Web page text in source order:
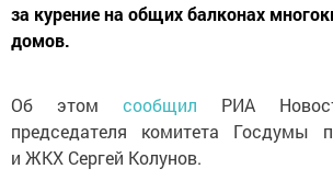
за курение на общих балконах
домов.
Об этом сообщил РИА
председателя комитета Госдумы
и ЖКХ Сергей Колунов.